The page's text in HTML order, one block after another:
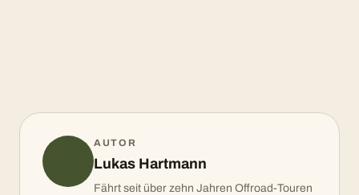
AUTOR
Lukas Hartmann
Fährt seit über zehn Jahren Offroad-Touren